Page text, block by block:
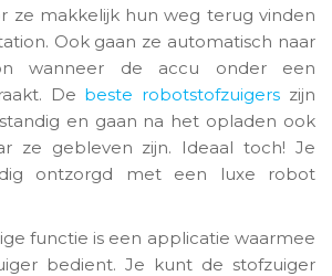
ze makkelijk hun weg terug vinden
Ook gaan ze automatisch naar
wanneer de accu onder een
De beste robotstofzuigers zijn
en gaan na het opladen ook
ze gebleven zijn. Ideaal toch! Je
ontzorgd met een luxe robot
functie is een applicatie waarmee
bedient. Je kunt de stofzuiger